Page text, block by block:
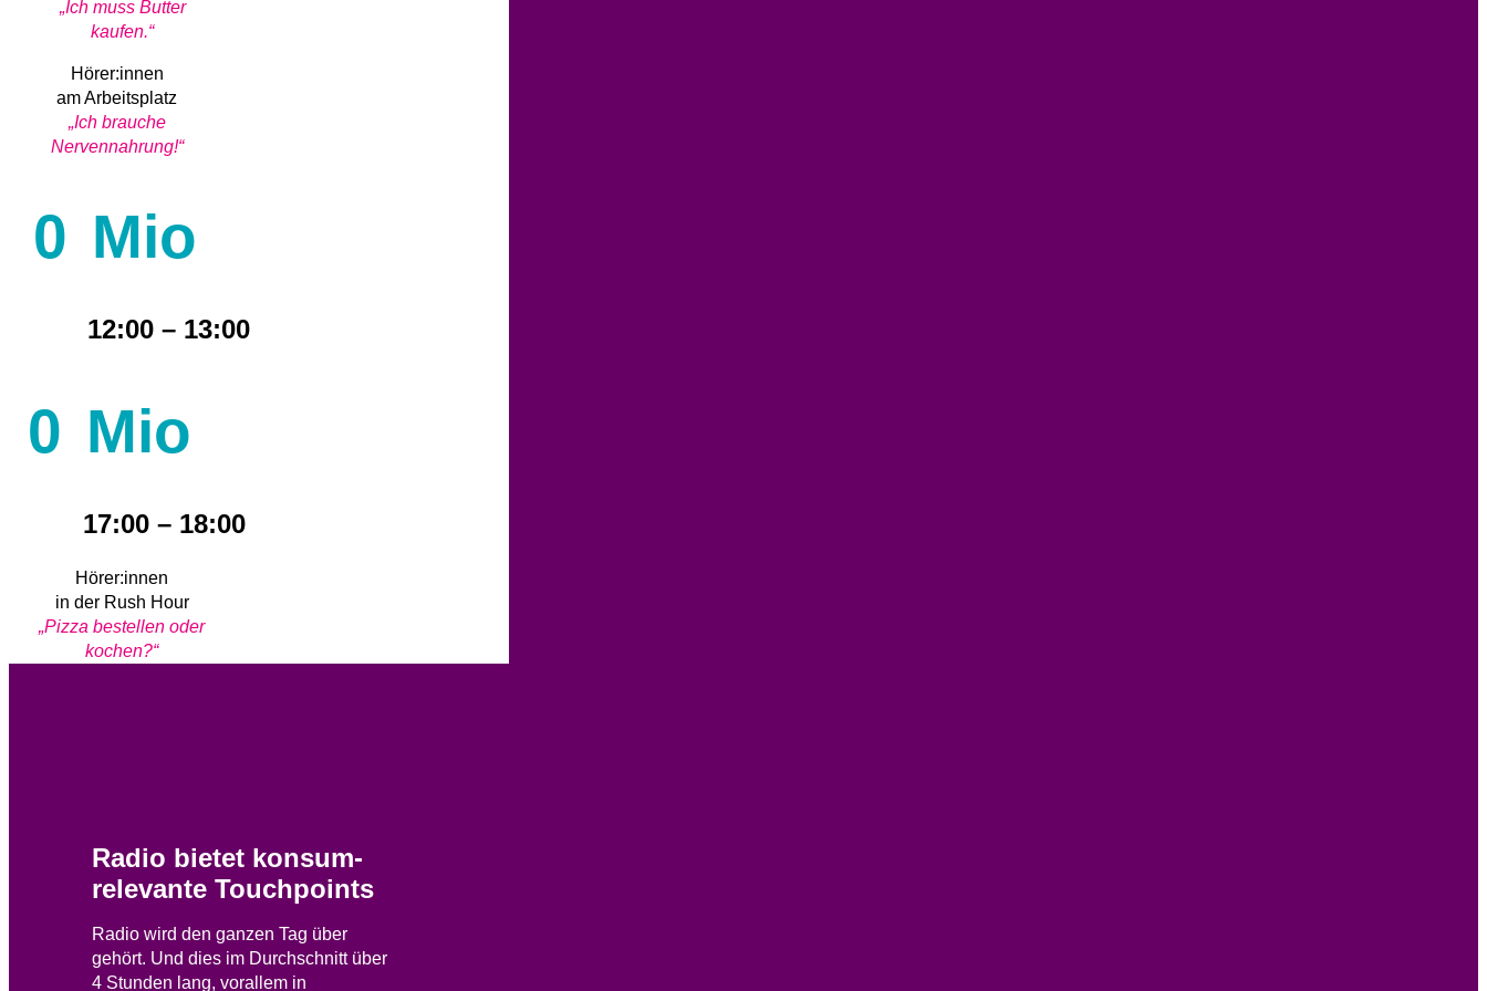
„Ich muss Butter
kaufen.“
Hörer:innen
am Arbeitsplatz
„Ich brauche
Nervennahrung!“
0 Mio
12:00 – 13:00
0 Mio
17:00 – 18:00
Hörer:innen
in der Rush Hour
„Pizza bestellen oder
kochen?“
Radio bietet konsum-
relevante Touchpoints
Radio wird den ganzen Tag über
gehört. Und dies im Durchschnitt über
4 Stunden lang, vorallem in